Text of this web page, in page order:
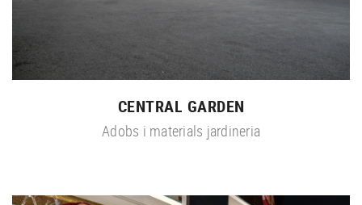
CENTRAL GARDEN
Adobs i materials jardineria